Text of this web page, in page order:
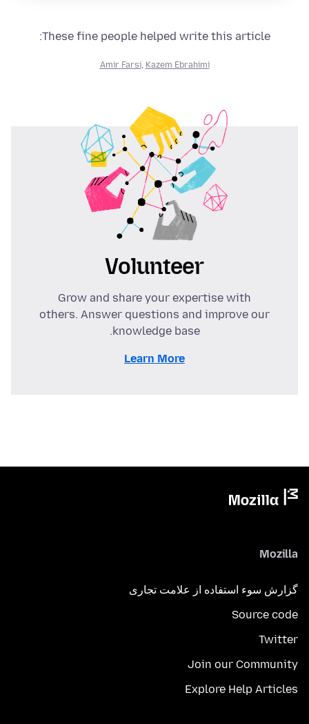
These fine people helped write this article:
Amir Farsi, Kazem Ebrahimi
Volunteer
Grow and share your expertise with
others. Answer questions and improve our
knowledge base.
Learn More
Mozilla
گزارش سوء استفاده از علامت تجاری
Source code
Twitter
Join our Community
Explore Help Articles